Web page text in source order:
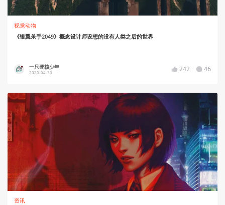
视觉动物
《银翼杀手2049》概念设计师设想的没有人类之后的世界
一只硬核少年
2020-04-30 242 46
资讯